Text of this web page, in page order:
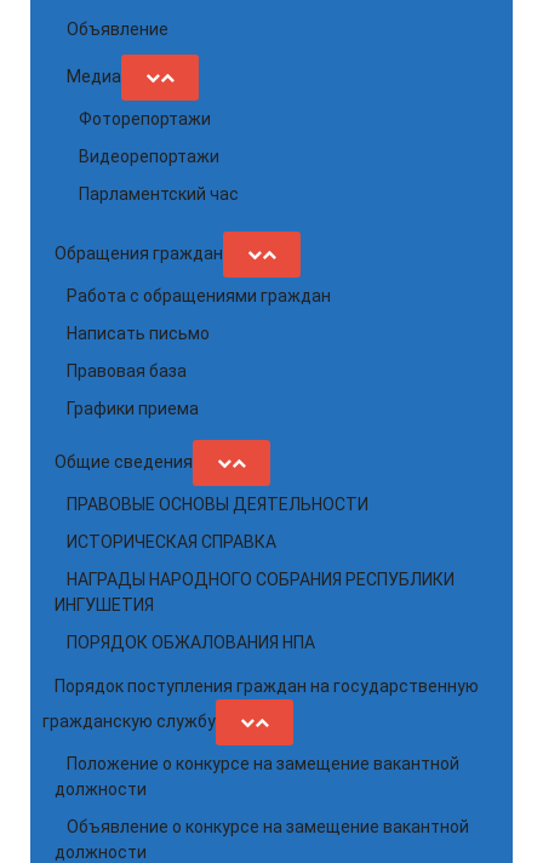
Объявление
Медиа
Фоторепортажи
Видеорепортажи
Парламентский час
Обращения граждан
Работа с обращениями граждан
Написать письмо
Правовая база
Графики приема
Общие сведения
ПРАВОВЫЕ ОСНОВЫ ДЕЯТЕЛЬНОСТИ
ИСТОРИЧЕСКАЯ СПРАВКА
НАГРАДЫ НАРОДНОГО СОБРАНИЯ РЕСПУБЛИКИ
ИНГУШЕТИЯ
ПОРЯДОК ОБЖАЛОВАНИЯ НПА
Порядок поступления граждан на государственную
гражданскую службу
Положение о конкурсе на замещение вакантной
должности
Объявление о конкурсе на замещение вакантной
должности